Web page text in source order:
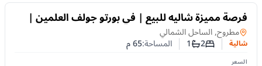
للبيع
فرصة مميزة شاليه للبيع | في بورتو جولف العلمين |
65م وغرفتان بالتقسيطشاليةفي
مطروح, الساحل الشمالي
شالية عدد غرف النوم
2عدد الحمامات
1 المساحة:65م
السعر